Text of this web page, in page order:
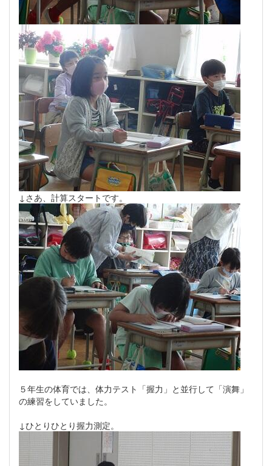
↓さあ、計算スタートです。
５年生の体育では、体力テスト「握力」と並行して「演舞」
の練習をしていました。
↓ひとりひとり握力測定。